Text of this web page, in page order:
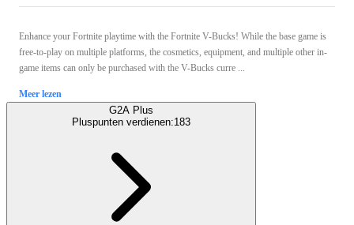
Enhance your Fortnite playtime with the Fortnite V-Bucks! While the base game is
free-to-play on multiple platforms, the cosmetics, equipment, and multiple other in-
game items can only be purchased with the V-Bucks curre ...
Meer lezen
G2A Plus
Pluspunten verdienen:183